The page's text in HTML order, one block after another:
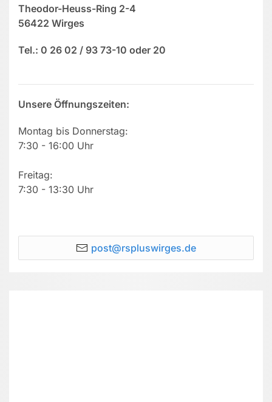
Theodor-Heuss-Ring 2-4
56422 Wirges
Tel.: 0 26 02 / 93 73-10 oder 20
Unsere Öffnungszeiten:
Montag bis Donnerstag:
7:30 - 16:00 Uhr
Freitag:
7:30 - 13:30 Uhr
post@rspluswirges.de